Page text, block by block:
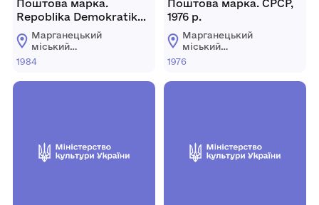
Поштова марка.
Repoblika Demokratika
Malagasy, 1984 р.
Марганецький
міський
краєзнавчий музей
міської ради
1984
Поштова марка. СРСР,
1976 р.
Марганецький
міський
краєзнавчий музей
міської ради
1976